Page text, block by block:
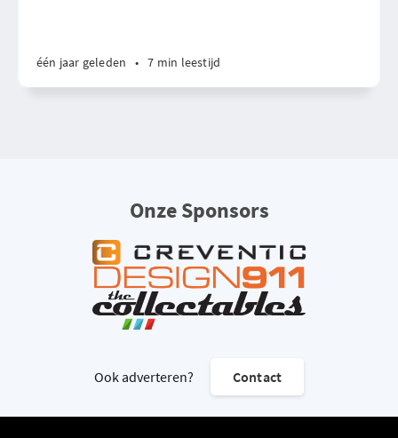
één jaar geleden • 7 min leestijd
Onze Sponsors
Ook adverteren? Contact